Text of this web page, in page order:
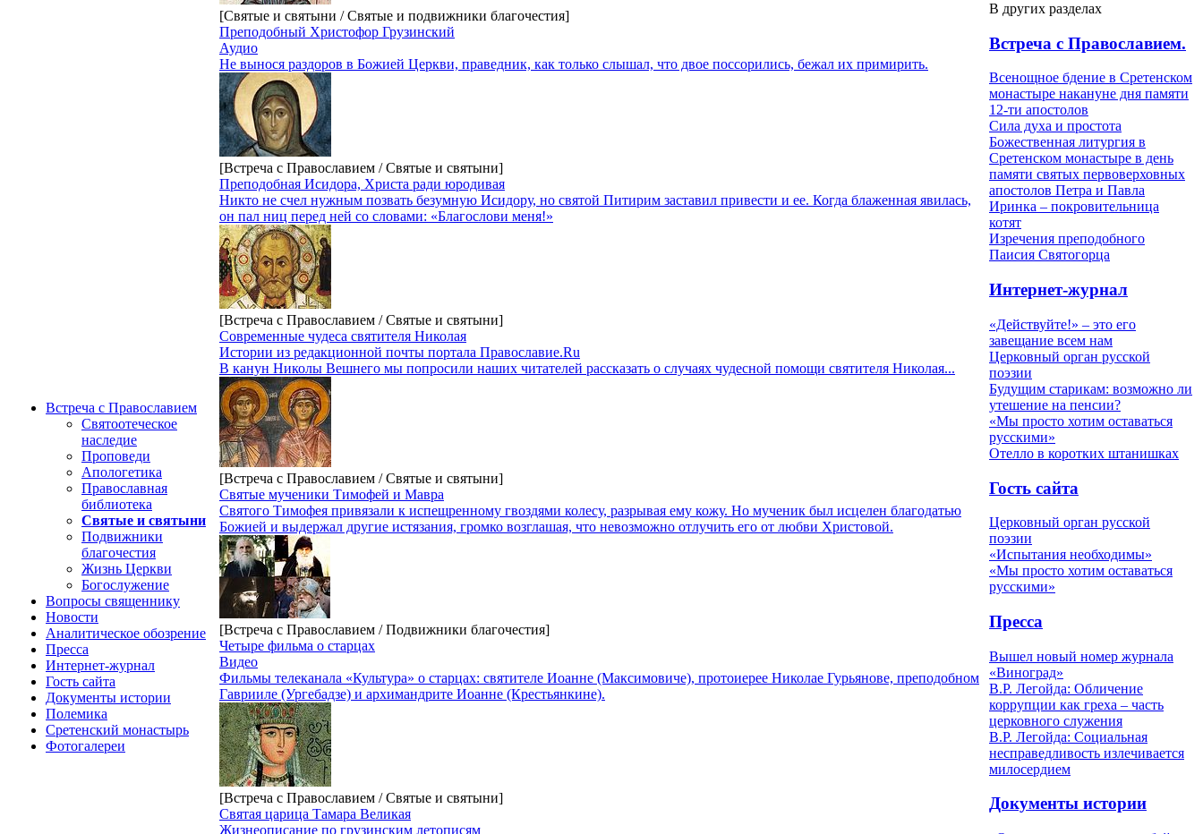
Встреча с Православием
Святоотеческое
наследие
Проповеди
Апологетика
Православная
библиотека
Святые и святыни
Подвижники
благочестия
Жизнь Церкви
Богослужение
Вопросы священнику
Новости
Аналитическое обозрение
Пресса
Интернет-журнал
Гость сайта
Документы истории
Полемика
Сретенский монастырь
Фотогалереи
[Святые и святыни / Святые и подвижники благочестия]
Преподобный Христофор Грузинский
Аудио
Не вынося раздоров в Божией Церкви, праведник, как только слышал, что двое поссорились, бежал их примирить.
[Встреча с Православием / Святые и святыни]
Преподобная Исидора, Христа ради юродивая
Никто не счел нужным позвать безумную Исидору, но святой Питирим заставил привести и ее. Когда блаженная явилась,
он пал ниц перед ней со словами: «Благослови меня!»
[Встреча с Православием / Святые и святыни]
Современные чудеса святителя Николая
Истории из редакционной почты портала Православие.Ru
В канун Николы Вешнего мы попросили наших читателей рассказать о случаях чудесной помощи святителя Николая...
[Встреча с Православием / Святые и святыни]
Святые мученики Тимофей и Мавра
Святого Тимофея привязали к испещренному гвоздями колесу, разрывая ему кожу. Но мученик был исцелен благодатью
Божией и выдержал другие истязания, громко возглашая, что невозможно отлучить его от любви Христовой.
[Встреча с Православием / Подвижники благочестия]
Четыре фильма о старцах
Видео
Фильмы телеканала «Культура» о старцах: святителе Иоанне (Максимовиче), протоиерее Николае Гурьянове, преподобном
Гаврииле (Ургебадзе) и архимандрите Иоанне (Крестьянкине).
[Встреча с Православием / Святые и святыни]
Святая царица Тамара Великая
Жизнеописание по грузинским летописям
В других разделах
Встреча с Православием.
Всенощное бдение в Сретенском
монастыре накануне дня памяти
12-ти апостолов
Сила духа и простота
Божественная литургия в
Сретенском монастыре в день
памяти святых первоверховных
апостолов Петра и Павла
Иринка – покровительница
котят
Изречения преподобного
Паисия Святогорца
Интернет-журнал
«Действуйте!» – это его
завещание всем нам
Церковный орган русской
поэзии
Будущим старикам: возможно ли
утешение на пенсии?
«Мы просто хотим оставаться
русскими»
Отелло в коротких штанишках
Гость сайта
Церковный орган русской
поэзии
«Испытания необходимы»
«Мы просто хотим оставаться
русскими»
Пресса
Вышел новый номер журнала
«Виноград»
В.Р. Легойда: Обличение
коррупции как греха – часть
церковного служения
В.Р. Легойда: Социальная
несправедливость излечивается
милосердием
Документы истории